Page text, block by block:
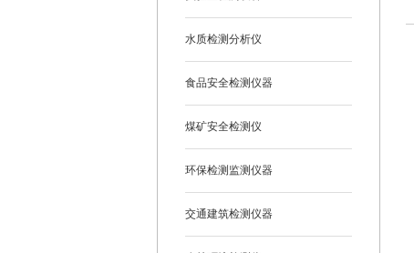
水质检测分析仪
食品安全检测仪器
煤矿安全检测仪
环保检测监测仪器
交通建筑检测仪器